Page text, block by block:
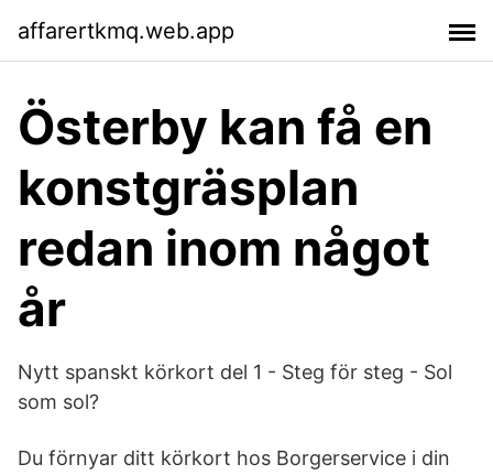
affarertkmq.web.app
Österby kan få en
konstgräsplan
redan inom något
år
Nytt spanskt körkort del 1 - Steg för steg - Sol
som sol?
Du förnyar ditt körkort hos Borgerservice i din